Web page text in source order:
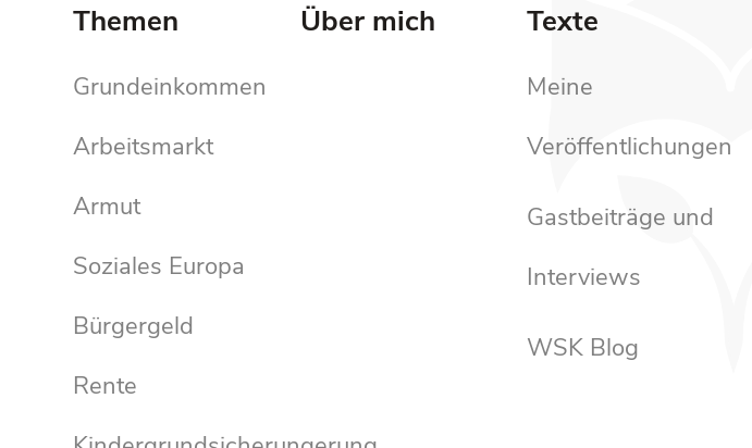
Themen
Grundeinkommen
Arbeitsmarkt
Armut
Soziales Europa
Bürgergeld
Rente
Über mich Texte
Meine
Veröffentlichungen
Gastbeiträge und
Interviews
WSK Blog